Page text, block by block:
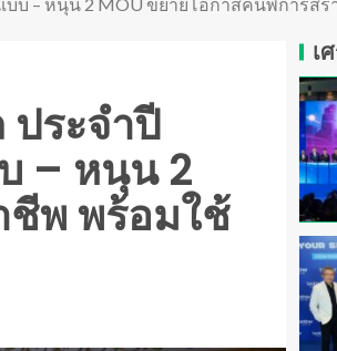
ระจำปี
– หนุน 2
ชีพ พร้อมใช้
เ